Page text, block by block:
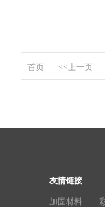
首页 <<上一页
友情链接
加固材料